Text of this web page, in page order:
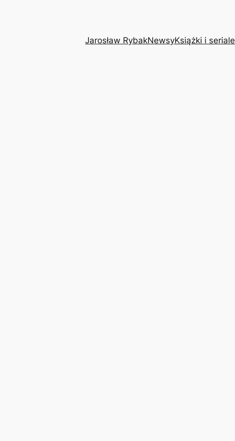
Jarosław RybakNewsyKsiążki i seriale